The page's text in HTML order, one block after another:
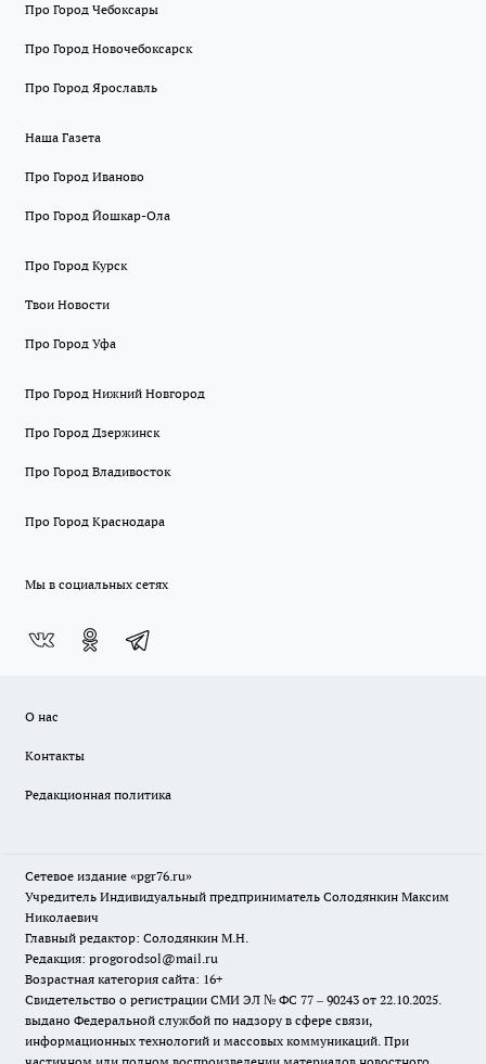
Про Город Чебоксары
Про Город Новочебоксарск
Про Город Ярославль
Наша Газета
Про Город Иваново
Про Город Йошкар-Ола
Про Город Курск
Твои Новости
Про Город Уфа
Про Город Нижний Новгород
Про Город Дзержинск
Про Город Владивосток
Про Город Краснодара
Мы в социальных сетях
О нас
Контакты
Редакционная политика
Сетевое издание «pgr76.ru»
Учредитель Индивидуальный предприниматель Солодянкин Максим
Николаевич
Главный редактор: Солодянкин М.Н.
Редакция: progorodsol@mail.ru
Возрастная категория сайта: 16+
Свидетельство о регистрации СМИ ЭЛ № ФС 77 – 90243 от 22.10.2025.
выдано Федеральной службой по надзору в сфере связи,
информационных технологий и массовых коммуникаций. При